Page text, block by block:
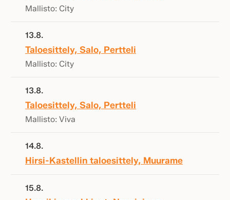
Mallisto: City
13.8.
Taloesittely, Salo, Pertteli
Mallisto: City
13.8.
Taloesittely, Salo, Pertteli
Mallisto: Viva
14.8.
Hirsi-Kastellin taloesittely, Muurame
15.8.